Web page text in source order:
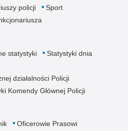
policji
Sport
statystyki
Statystyki dnia
działalności Policji
Komendy Głównej Policji
Oficerowie Prasowi